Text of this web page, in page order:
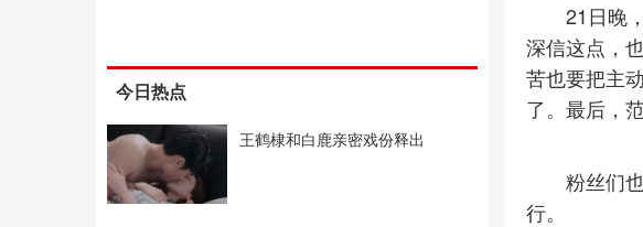
今日热点
王鹤棣和白鹿亲密戏份释出
21日晚
深信这点，
苦也要把主
了。最后，
粉丝们
行。